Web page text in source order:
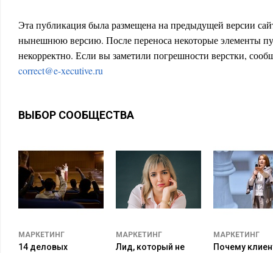
Эта публикация была размещена на предыдущей версии
нынешнюю версию. После переноса некоторые элементы
некорректно. Если вы заметили погрешности верстки,
correct@e-xecutive.ru
ВЫБОР СООБЩЕСТВА
МАРКЕТИНГ
14 деловых
МАРКЕТИНГ
Лид, который не
МАРКЕТИНГ
Почему